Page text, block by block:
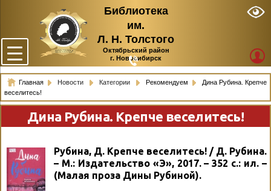
Библиотека
им.
Л. Н. Толстого
Октябрьский район
г. Новосибирск
Главная Новости Категории Рекомендуем
Дина Рубина. Крепче
веселитесь!
Дина Рубина. Крепче веселитесь!
Рубина, Д. Крепче веселитесь! / Д. Рубина.
– М.: Издательство «Э», 2017. – 352 с.: ил. –
(Малая проза Дины Рубиной).